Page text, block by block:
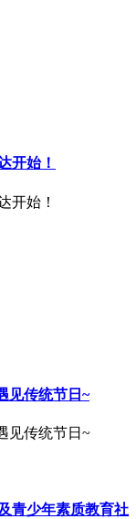
开始！
开始！
见传统节日~
见传统节日~
青少年素质教育社